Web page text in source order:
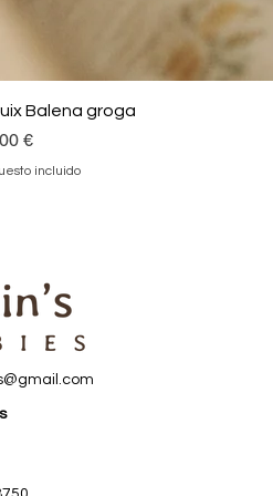
Balena groga
€
incluido